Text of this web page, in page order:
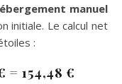
manuel
initiale. Le calcul net
:
= 154,48 €